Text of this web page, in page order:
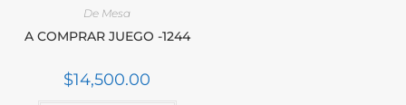
De Mesa
A COMPRAR JUEGO -1244
$14,500.00